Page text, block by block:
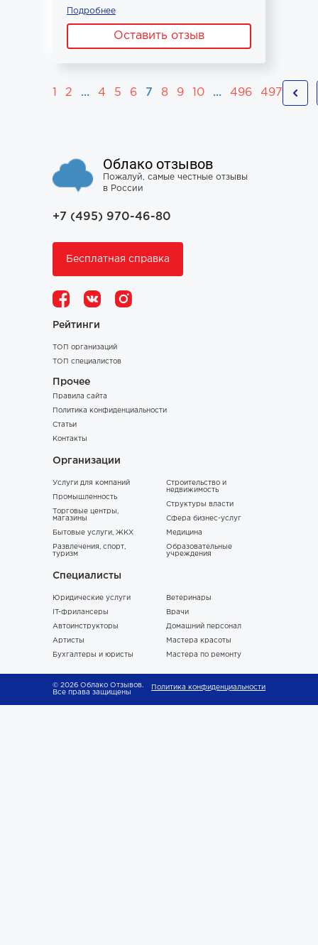
Подробнее
Оставить отзыв
2 ... 4 5 6 7 8 9 10 ... 496 497
Облако отзывов
Пожалуй, самые честные отзывы
в России
+7 (495) 970-46-80
Бесплатная справка
Рейтинги
ТОП организаций
ТОП специалистов
Прочее
Правила сайта
Политика конфиденциальности
Статьи
Контакты
Организации
Услуги для компаний
Промышленность
Торговые центры,
магазины
Бытовые услуги, ЖКХ
Развлечения, спорт,
туризм
Строительство и
недвижимость
Структуры власти
Сфера бизнес-услуг
Медицина
Образовательные
учреждения
Специалисты
Юридические услуги
IT-фрилансеры
Автоинструкторы
Артисты
Бухгалтеры и юристы
Ветеринары
Врачи
Домашний персонал
Мастера красоты
Мастера по ремонту
© 2026 Облако Отзывов.
Все права защищены
Политика конфиденциальности